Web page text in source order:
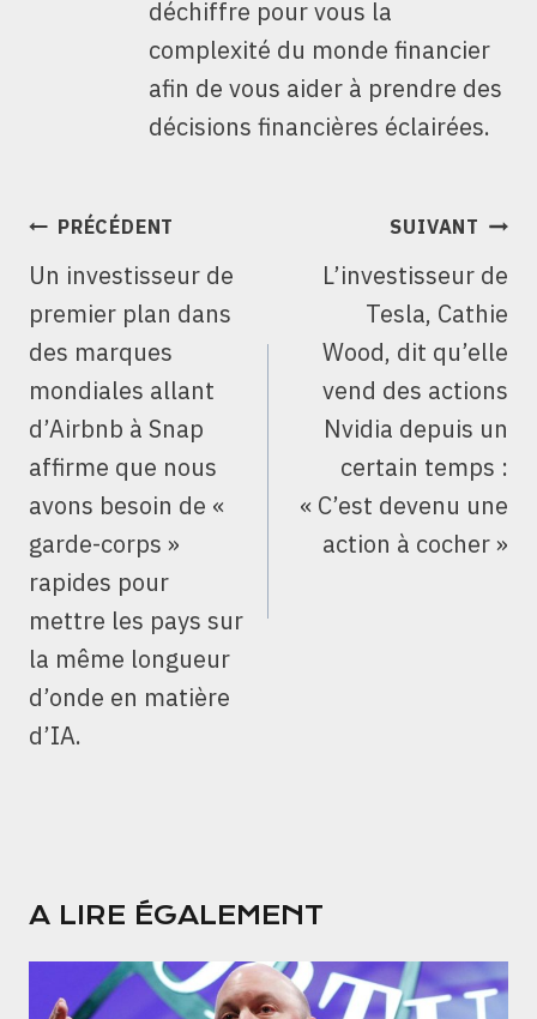
déchiffre pour vous la
complexité du monde financier
afin de vous aider à prendre des
décisions financières éclairées.
NAVIGATION
L’ARTICLE
PRÉCÉDENT
Un investisseur de
premier plan dans
des marques
mondiales allant
d’Airbnb à Snap
affirme que nous
avons besoin de «
garde-corps »
rapides pour
mettre les pays sur
la même longueur
d’onde en matière
d’IA.
SUIVANT
L’investisseur de
Tesla, Cathie
Wood, dit qu’elle
vend des actions
Nvidia depuis un
certain temps :
« C’est devenu une
action à cocher »
A LIRE ÉGALEMENT